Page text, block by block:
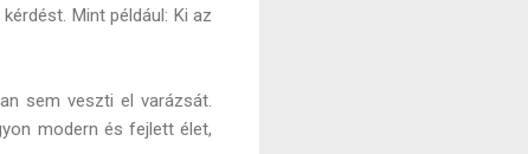
Mint például: Ki az
sem veszti el varázsát.
modern és fejlett élet,